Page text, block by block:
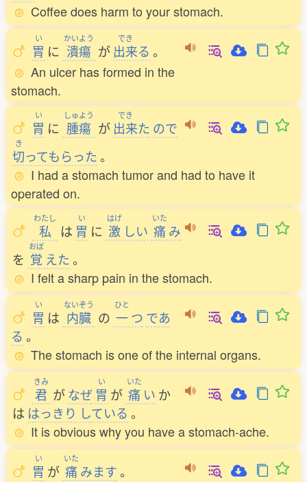
Coffee does harm to your stomach.
い
胃 に
かいよう
潰瘍 が
でき
出来る 。
An ulcer has formed in the
stomach.
い
胃 に
しゅよう
腫瘍 が
でき
出来た ので
き
切ってもらった。
I had a stomach tumor and had to have it
operated on.
わたし
私 は
い
胃 に
はげ
激 しい
いた
痛 み
を
おぼ
覚 えた。
I felt a sharp pain in the stomach.
い
胃 は
ないぞう
内臓 の
ひと
一つ であ
る 。
The stomach is one of the internal organs.
きみ
君 がなぜ
い
胃 が
いた
痛 い か
は はっきり している 。
It is obvious why you have a stomach-ache.
い
胃 が
いた
痛 みます。